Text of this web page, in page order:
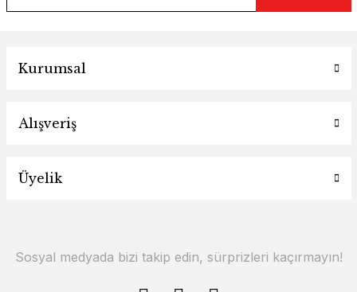
Kurumsal
Alışveriş
Üyelik
Sosyal medyada bizi takip edin, sürprizleri kaçırmayın!